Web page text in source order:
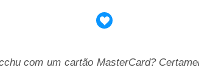
com um cartão MasterCard?